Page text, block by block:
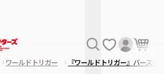
ワールドトリガー 『ワールドトリガー』バース